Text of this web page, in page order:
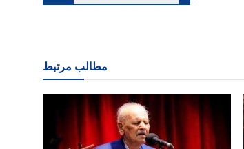
مطالب مرتبط